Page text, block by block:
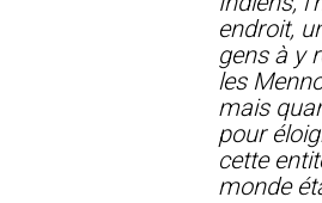
endroit,
gens à y
les
mais
pour
cette
monde